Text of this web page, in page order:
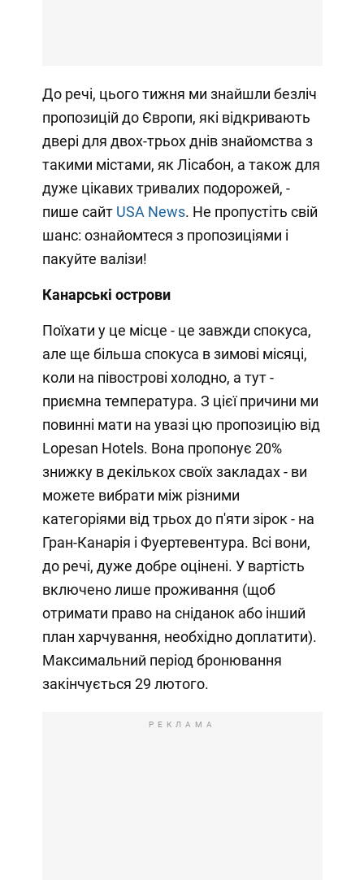
До речі, цього тижня ми знайшли безліч
пропозицій до Європи, які відкривають
двері для двох-трьох днів знайомства з
такими містами, як Лісабон, а також для
дуже цікавих тривалих подорожей, -
пише сайт USA News. Не пропустіть свій
шанс: ознайомтеся з пропозиціями і
пакуйте валізи!
Канарські острови
Поїхати у це місце - це завжди спокуса,
але ще більша спокуса в зимові місяці,
коли на півострові холодно, а тут -
приємна температура. З цієї причини ми
повинні мати на увазі цю пропозицію від
Lopesan Hotels. Вона пропонує 20%
знижку в декількох своїх закладах - ви
можете вибрати між різними
категоріями від трьох до п'яти зірок - на
Гран-Канарія і Фуертевентура. Всі вони,
до речі, дуже добре оцінені. У вартість
включено лише проживання (щоб
отримати право на сніданок або інший
план харчування, необхідно доплатити).
Максимальний період бронювання
закінчується 29 лютого.
РЕКЛАМА